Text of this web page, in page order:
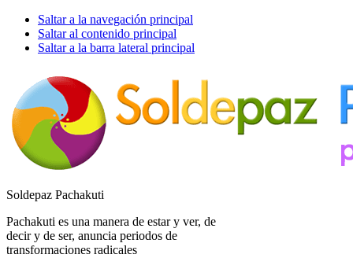
Saltar a la navegación principal
Saltar al contenido principal
Saltar a la barra lateral principal
Soldepaz Pachakuti
Pachakuti es una manera de estar y ver, de
decir y de ser, anuncia periodos de
transformaciones radicales